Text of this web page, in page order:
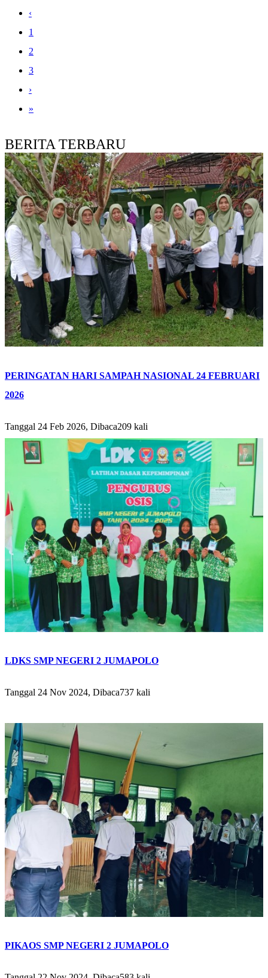
‹
1
2
3
›
»
BERITA TERBARU
PERINGATAN HARI SAMPAH NASIONAL 24 FEBRUARI
2026
Tanggal 24 Feb 2026, Dibaca209 kali
LDKS SMP NEGERI 2 JUMAPOLO
Tanggal 24 Nov 2024, Dibaca737 kali
PIKAOS SMP NEGERI 2 JUMAPOLO